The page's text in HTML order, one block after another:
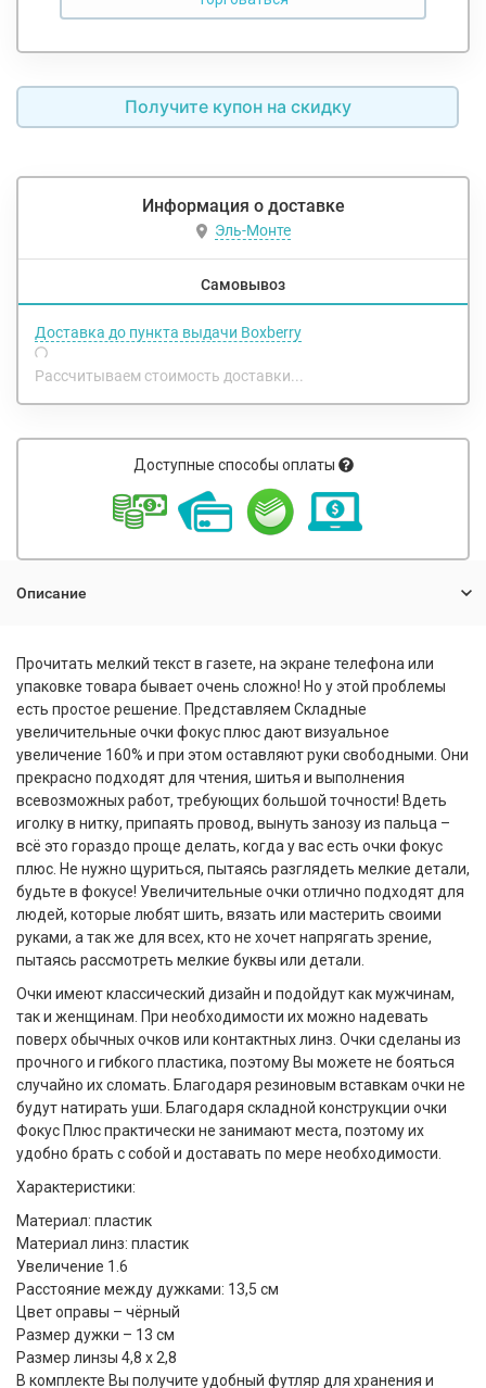
Получите купон на скидку
Информация о доставке
Эль-Монте
Самовывоз
Доставка до пункта выдачи Boxberry
Рассчитываем стоимость доставки...
Доступные способы оплаты
Описание
Прочитать мелкий текст в газете, на экране телефона или
упаковке товара бывает очень сложно! Но у этой проблемы
есть простое решение. Представляем Складные
увеличительные очки фокус плюс дают визуальное
увеличение 160% и при этом оставляют руки свободными. Они
прекрасно подходят для чтения, шитья и выполнения
всевозможных работ, требующих большой точности! Вдеть
иголку в нитку, припаять провод, вынуть занозу из пальца –
всё это гораздо проще делать, когда у вас есть очки фокус
плюс. Не нужно щуриться, пытаясь разглядеть мелкие детали,
будьте в фокусе! Увеличительные очки отлично подходят для
людей, которые любят шить, вязать или мастерить своими
руками, а так же для всех, кто не хочет напрягать зрение,
пытаясь рассмотреть мелкие буквы или детали.
Очки имеют классический дизайн и подойдут как мужчинам,
так и женщинам. При необходимости их можно надевать
поверх обычных очков или контактных линз. Очки сделаны из
прочного и гибкого пластика, поэтому Вы можете не бояться
случайно их сломать. Благодаря резиновым вставкам очки не
будут натирать уши. Благодаря складной конструкции очки
Фокус Плюс практически не занимают места, поэтому их
удобно брать с собой и доставать по мере необходимости.
Характеристики:
Материал: пластик
Материал линз: пластик
Увеличение 1.6
Расстояние между дужками: 13,5 см
Цвет оправы – чёрный
Размер дужки – 13 см
Размер линзы 4,8 х 2,8
В комплекте Вы получите удобный футляр для хранения и